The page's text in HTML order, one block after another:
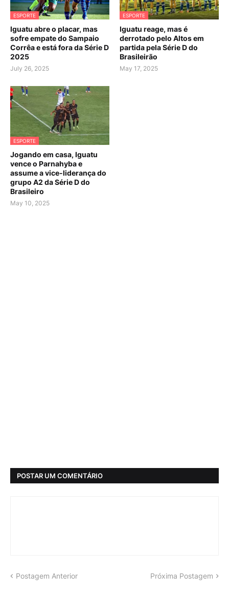
ESPORTE
Iguatu abre o placar, mas
sofre empate do Sampaio
Corrêa e está fora da Série D
2025
July 26, 2025
ESPORTE
Iguatu reage, mas é
derrotado pelo Altos em
partida pela Série D do
Brasileirão
May 17, 2025
ESPORTE
Jogando em casa, Iguatu
vence o Parnahyba e
assume a vice-liderança do
grupo A2 da Série D do
Brasileiro
May 10, 2025
POSTAR UM COMENTÁRIO
Postagem Anterior Próxima Postagem